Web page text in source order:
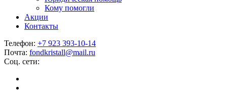
Кому помогли
Акции
Контакты
Телефон: +7 923 393-10-14
Почта: fondkristall@mail.ru
Соц. сети: